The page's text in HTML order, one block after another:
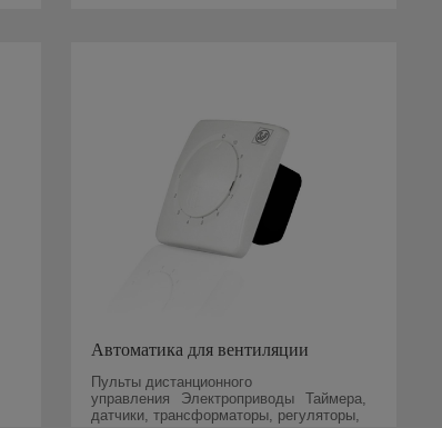
Автоматика для вентиляции
Пульты дистанционного
управления
Электроприводы
Таймера,
датчики, трансформаторы, регуляторы,